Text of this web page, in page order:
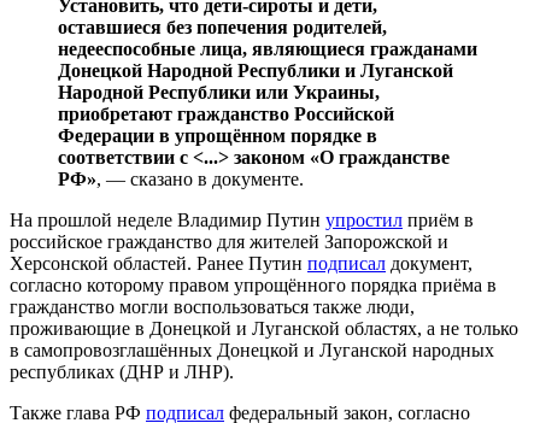
Установить, что дети-сироты и дети,
оставшиеся без попечения родителей,
недееспособные лица, являющиеся гражданами
Донецкой Народной Республики и Луганской
Народной Республики или Украины,
приобретают гражданство Российской
Федерации в упрощённом порядке в
соответствии с <...> законом «О гражданстве
РФ», — сказано в документе.
На прошлой неделе Владимир Путин упростил приём в
российское гражданство для жителей Запорожской и
Херсонской областей. Ранее Путин подписал документ,
согласно которому правом упрощённого порядка приёма в
гражданство могли воспользоваться также люди,
проживающие в Донецкой и Луганской областях, а не только
в самопровозглашённых Донецкой и Луганской народных
республиках (ДНР и ЛНР).
Также глава РФ подписал федеральный закон, согласно